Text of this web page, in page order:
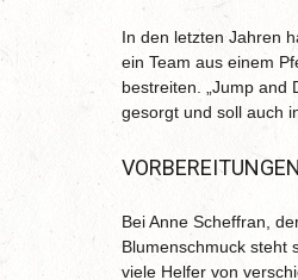
In den letzten Jahren
ein Team aus einem
bestreiten. „Jump and
gesorgt und soll auch
Bei Anne Scheffran,
Blumenschmuck steht
viele Helfer von